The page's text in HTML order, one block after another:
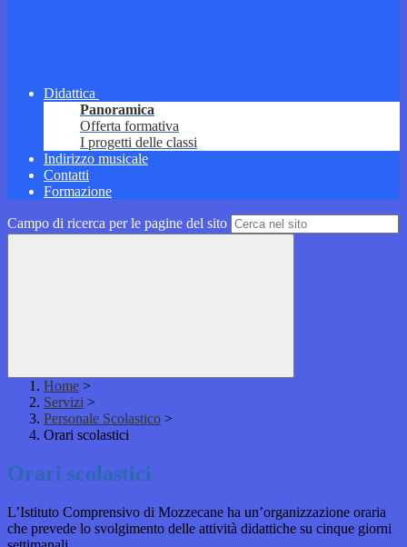
Didattica
Panoramica
Offerta formativa
I progetti delle classi
Indirizzo musicale
Contatti
Formazione
Campo di ricerca per le pagine del sito
Home >
Servizi >
Personale Scolastico >
Orari scolastici
Orari scolastici
L’Istituto Comprensivo di Mozzecane ha un’organizzazione oraria
che prevede lo svolgimento delle attività didattiche su cinque giorni